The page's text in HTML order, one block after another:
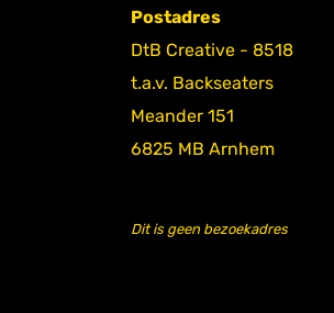
Postadres
DtB Creative - 8518
t.a.v. Backseaters
Meander 151
6825 MB Arnhem
Dit is geen bezoekadres